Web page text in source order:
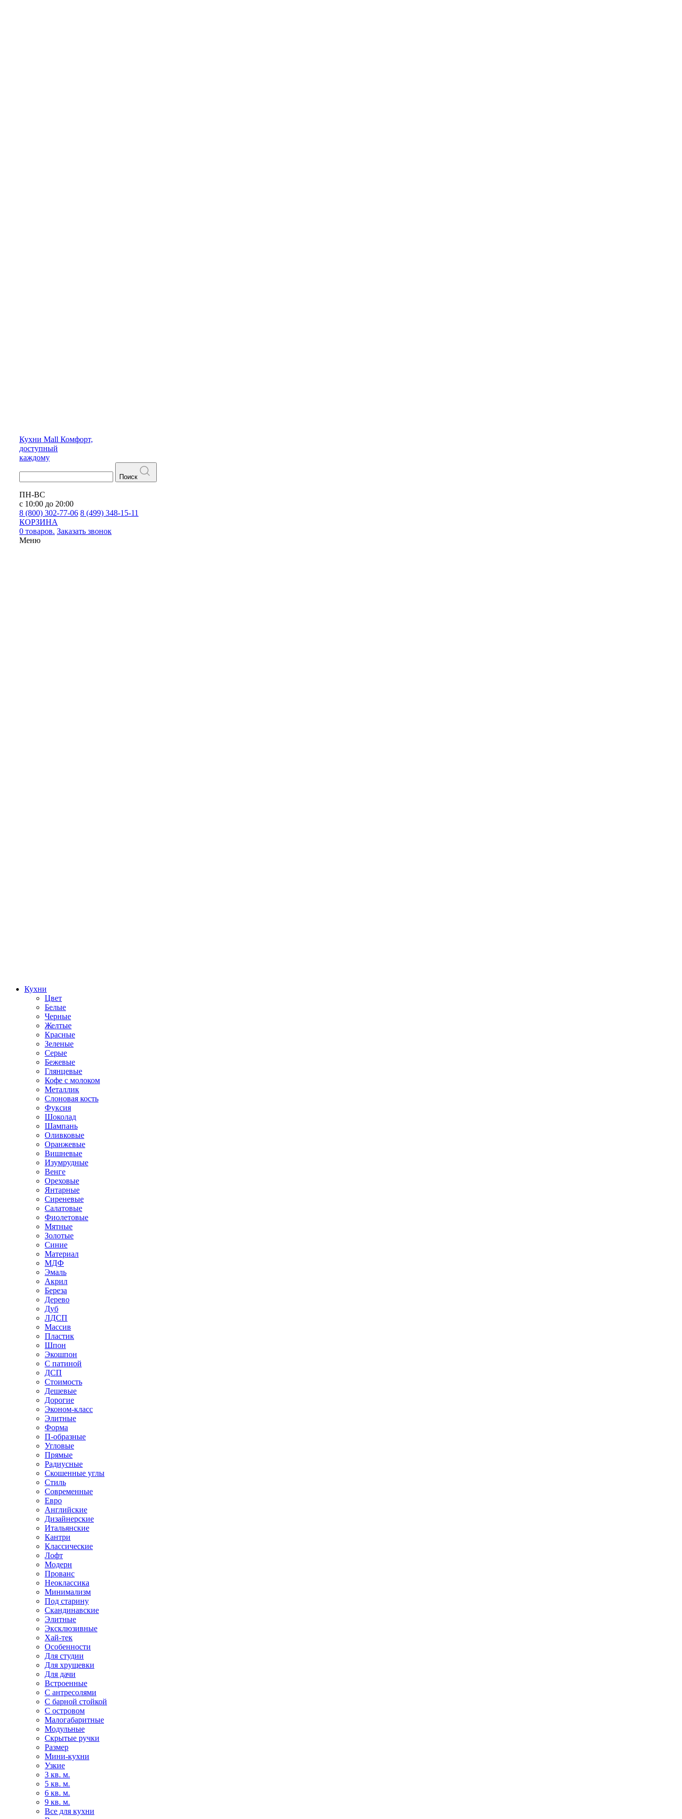
Кухни Mall Комфорт,
доступный
каждому
Поиск
ПН-ВС
с 10:00 до 20:00
8 (800) 302-77-06 8 (499) 348-15-11
КОРЗИНА
0 товаров. Заказать звонок
Меню
Кухни
Цвет
Белые
Черные
Желтые
Красные
Зеленые
Серые
Бежевые
Глянцевые
Кофе с молоком
Металлик
Слоновая кость
Фуксия
Шоколад
Шампань
Оливковые
Оранжевые
Вишневые
Изумрудные
Венге
Ореховые
Янтарные
Сиреневые
Салатовые
Фиолетовые
Мятные
Золотые
Синие
Материал
МДФ
Эмаль
Акрил
Береза
Дерево
Дуб
ЛДСП
Массив
Пластик
Шпон
Экошпон
С патиной
ДСП
Стоимость
Дешевые
Дорогие
Эконом-класс
Элитные
Форма
П-образные
Угловые
Прямые
Радиусные
Скошенные углы
Стиль
Современные
Евро
Английские
Дизайнерские
Итальянские
Кантри
Классические
Лофт
Модерн
Прованс
Неоклассика
Минимализм
Под старину
Скандинавские
Элитные
Эксклюзивные
Хай-тек
Особенности
Для студии
Для хрущевки
Для дачи
Встроенные
С антресолями
С барной стойкой
С островом
Малогабаритные
Модульные
Скрытые ручки
Размер
Мини-кухни
Узкие
3 кв. м.
5 кв. м.
6 кв. м.
9 кв. м.
Все для кухни